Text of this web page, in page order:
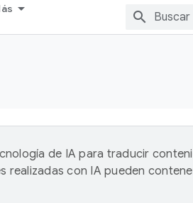
de IA para traducir
realizadas con IA pueden